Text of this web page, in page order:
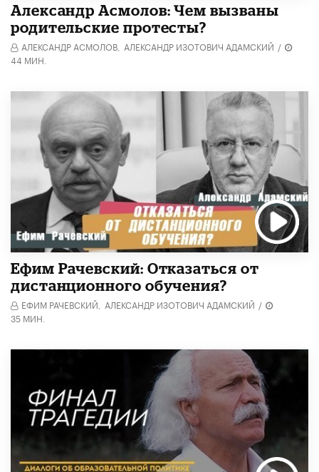
Александр Асмолов: Чем вызваны
родительские протесты?
АЛЕКСАНДР АСМОЛОВ, АЛЕКСАНДР ИЗОТОВИЧ АДАМСКИЙ /
44 МИН.
Ефим Рачевский: Отказаться от
дистанционного обучения?
ЕФИМ РАЧЕВСКИЙ, АЛЕКСАНДР ИЗОТОВИЧ АДАМСКИЙ /
35 МИН.